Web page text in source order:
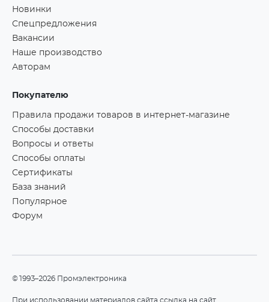
Новинки
Спецпредложения
Вакансии
Наше производство
Авторам
Покупателю
Правила продажи товаров в интернет-магазине
Способы доставки
Вопросы и ответы
Способы оплаты
Сертификаты
База знаний
Популярное
Форум
©1993–2026 Промэлектроника
При использовании материалов сайта ссылка на сайт